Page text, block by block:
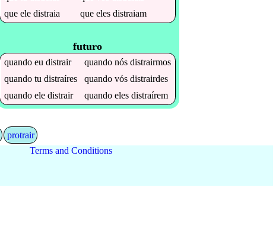
queeledistraia queelesdistraiam
futuro
quandoeudistrair quandonósdistrairmos
quandotudistraíres quandovósdistrairdes
quandoeledistrair quandoelesdistraírem
protrair
Terms and Conditions